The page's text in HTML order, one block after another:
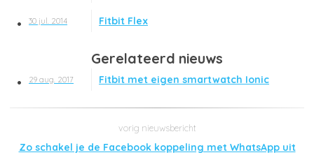
30 jul. 2014 Fitbit Flex
Gerelateerd nieuws
29 aug. 2017 Fitbit met eigen smartwatch Ionic
Zo schakel je de Facebook koppeling met WhatsApp uit